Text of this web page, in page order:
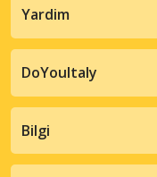
Yardim
DoYouItaly
Bilgi